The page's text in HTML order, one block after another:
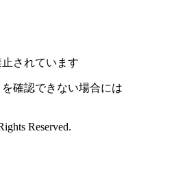
されています
確認できない場合には
Reserved.